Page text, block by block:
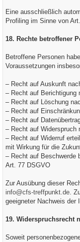
Eine ausschließlich
Profiling im Sinne von
18. Rechte betroffener
Betroffene Personen
Voraussetzungen
– Recht auf Auskunft
– Recht auf Berichtigung
– Recht auf Löschung
– Recht auf
– Recht auf
– Recht auf Widerspruch
– Recht auf Widerruf
mit Wirkung für die
– Recht auf Beschwerde
Art. 77 DSGVO
Zur Ausübung dieser
info@cfs-treffpunkt.de.
geeigneter Nachweis der
19. Widerspruchsrecht
Soweit